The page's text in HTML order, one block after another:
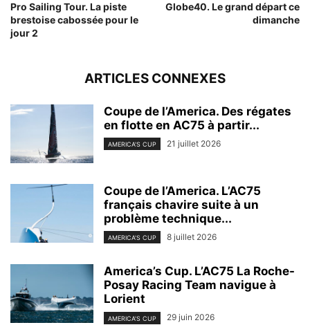
Pro Sailing Tour. La piste
brestoise cabossée pour le
jour 2
Globe40. Le grand départ ce
dimanche
ARTICLES CONNEXES
Coupe de l’America. Des régates
en flotte en AC75 à partir...
AMERICA'S CUP 21 juillet 2026
Coupe de l’America. L’AC75
français chavire suite à un
problème technique...
AMERICA'S CUP 8 juillet 2026
America’s Cup. L’AC75 La Roche-
Posay Racing Team navigue à
Lorient
AMERICA'S CUP 29 juin 2026